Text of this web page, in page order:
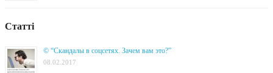
Статті
© “Скандалы в соцсетях. Зачем вам это?”
08.02.2017